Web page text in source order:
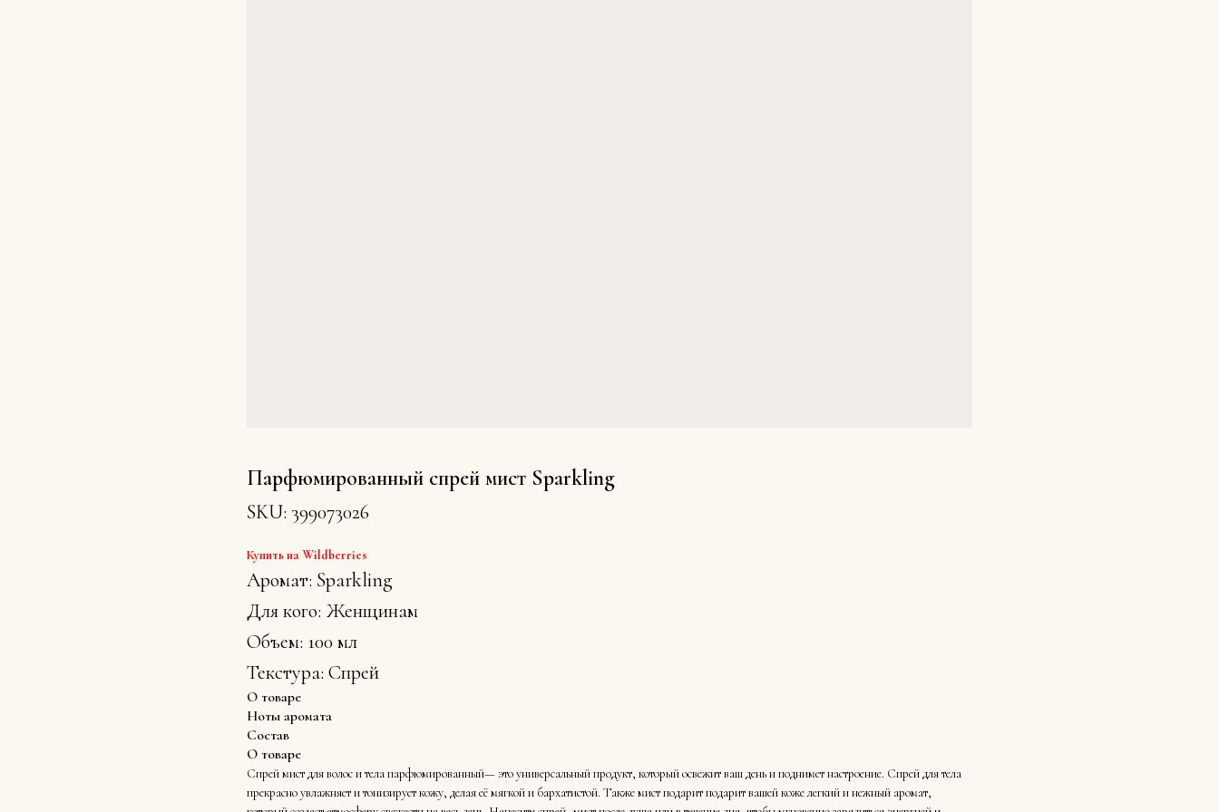
Парфюмированный спрей мист Sparkling
SKU: 399073026
Купить на Wildberries
Аромат: Sparkling
Для кого: Женщинам
Объем: 100 мл
Текстура: Спрей
О товаре
Ноты аромата
Состав
О товаре
Спрей мист для волос и тела парфюмированный— это универсальный продукт, который освежит ваш день и поднимет настроение. Спрей для тела
прекрасно увлажняет и тонизирует кожу, делая её мягкой и бархатистой. Также мист подарит подарит вашей коже легкий и нежный аромат,